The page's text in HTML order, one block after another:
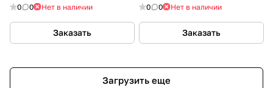
0 0 Нет в наличии
Заказать
0 0 Нет в наличии
Заказать
Загрузить еще